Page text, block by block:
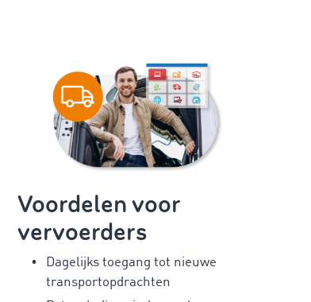
Voordelen voor
vervoerders
Dagelijks toegang tot nieuwe
transportopdrachten